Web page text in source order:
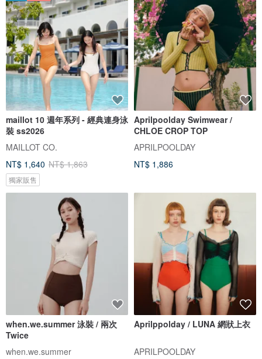
maillot 10 週年系列 - 經典連身泳
裝 ss2026
MAILLOT CO.
NT$ 1,640 NT$ 1,863
獨家販售
Aprilpoolday Swimwear /
CHLOE CROP TOP
APRILPOOLDAY
NT$ 1,886
when.we.summer 泳裝 / 兩次
Twice
when.we.summer
Aprilppolday / LUNA 網狀上衣
APRILPOOLDAY